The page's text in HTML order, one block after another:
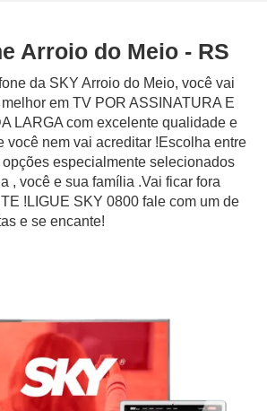
Arroio do Meio - RS
da SKY Arroio do Meio, você vai
em TV POR ASSINATURA E
LARGA com excelente qualidade e
você nem vai acreditar !Escolha entre
especialmente selecionados
, você e sua família .Vai ficar fora
!LIGUE SKY 0800 fale com um de
e se encante!